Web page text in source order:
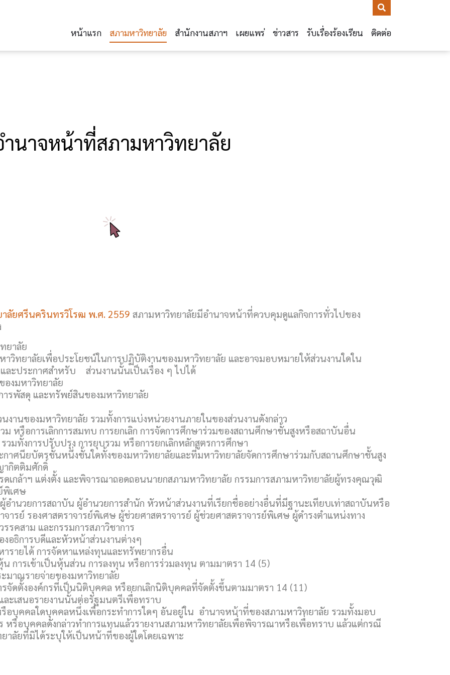
หน้าแรก สภามหาวิทยาลัย สำนักงานสภาฯ เผยแพร่ ข่าวสาร รับเรื่องร้องเรียน ติดต่อ
นาจหน้าที่สภามหาวิทยาลัย
ลัยศรีนครินทรวิโรฒ พ.ศ. 2559 สภามหาวิทยาลัยมีอำนาจหน้าที่ควบคุมดูแลกิจการทั่วไปของ
ยาลัย
วิทยาลัยเพื่อประโยชน์ในการปฏิบัติงานของมหาวิทยาลัย และอาจมอบหมายให้ส่วนงานใดใน
ละประกาศสำหรับ ส่วนงานนั้นเป็นเรื่อง ๆ ไปได้
องมหาวิทยาลัย
ารพัสดุ และทรัพย์สินของมหาวิทยาลัย
งานของมหาวิทยาลัย รวมทั้งการแบ่งหน่วยงานภายในของส่วนงานดังกล่าว
หรือการเลิกการสมทบ การยกเลิก การจัดการศึกษาร่วมของสถานศึกษาชั้นสูงหรือสถาบันอื่น
มทั้งการปรับปรุง การยุบรวม หรือการยกเลิกหลักสูตรการศึกษา
ศนียบัตรชั้นหนึ่งชั้นใดทั้งของมหาวิทยาลัยและที่มหาวิทยาลัยจัดการศึกษาร่วมกับสถานศึกษาชั้นสูง
กิตติมศักดิ์
เกล้าฯ แต่งตั้ง และพิจารณาถอดถอนนายกสภามหาวิทยาลัย กรรมการสภามหาวิทยาลัยผู้ทรงคุณวุฒิ
พิเศษ
ำนวยการสถาบัน ผู้อำนวยการสำนัก หัวหน้าส่วนงานที่เรียกชื่ออย่างอื่นที่มีฐานะเทียบเท่าสถาบันหรือ
ารย์ รองศาสตราจารย์พิเศษ ผู้ช่วยศาสตราจารย์ ผู้ช่วยศาสตราจารย์พิเศษ ผู้ดำรงตำแหน่งทาง
รคสาม และกรรมการสภาวิชาการ
อธิการบดีและหัวหน้าส่วนงานต่างๆ
ารายได้ การจัดหาแหล่งทุนและทรัพยากรอื่น
การเข้าเป็นหุ้นส่วน การลงทุน หรือการร่วมลงทุน ตามมาตรา 14 (5)
มาณรายจ่ายของมหาวิทยาลัย
จัดตั้งองค์กรที่เป็นนิติบุคคล หรือยกเลิกนิติบุคคลที่จัดตั้งขึ้นตามมาตรา 14 (11)
ะเสนอรายงานนั้นต่อรัฐมนตรีเพื่อทราบ
อบุคคลใดบุคคลหนึ่งเพื่อกระทำการใดๆ อันอยู่ใน อำนาจหน้าที่ของสภามหาวิทยาลัย รวมทั้งมอบ
รือบุคคลดังกล่าวทำการแทนแล้วรายงานสภามหาวิทยาลัยเพื่อพิจารณาหรือเพื่อทราบ แล้วแต่กรณี
ลัยที่มิได้ระบุให้เป็นหน้าที่ของผู้ใดโดยเฉพาะ